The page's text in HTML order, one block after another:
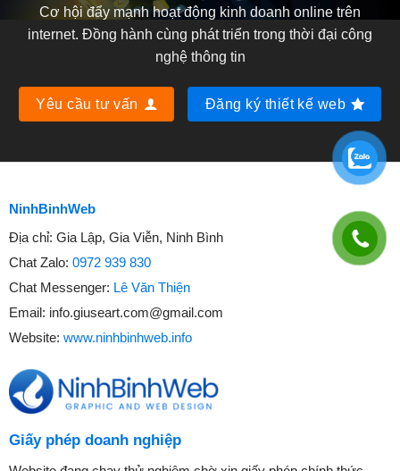
Cơ hội đẩy mạnh hoạt động kinh doanh online trên
internet. Đồng hành cùng phát triển trong thời đại công
nghệ thông tin
Yêu cầu tư vấn Đăng ký thiết kế web
NinhBinhWeb
Địa chỉ: Gia Lập, Gia Viễn, Ninh Bình
Chat Zalo: 0972 939 830
Chat Messenger: Lê Văn Thiện
Email: info.giuseart.com@gmail.com
Website: www.ninhbinhweb.info
Giấy phép doanh nghiệp